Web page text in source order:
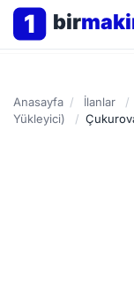
1 bir
Anasayfa / İlanlar /
Yükleyici)
/